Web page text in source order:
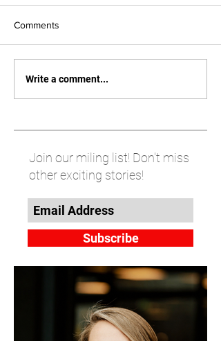
Comments
Write a comment...
Join our miling list! Don't miss
other exciting stories!
Subscribe